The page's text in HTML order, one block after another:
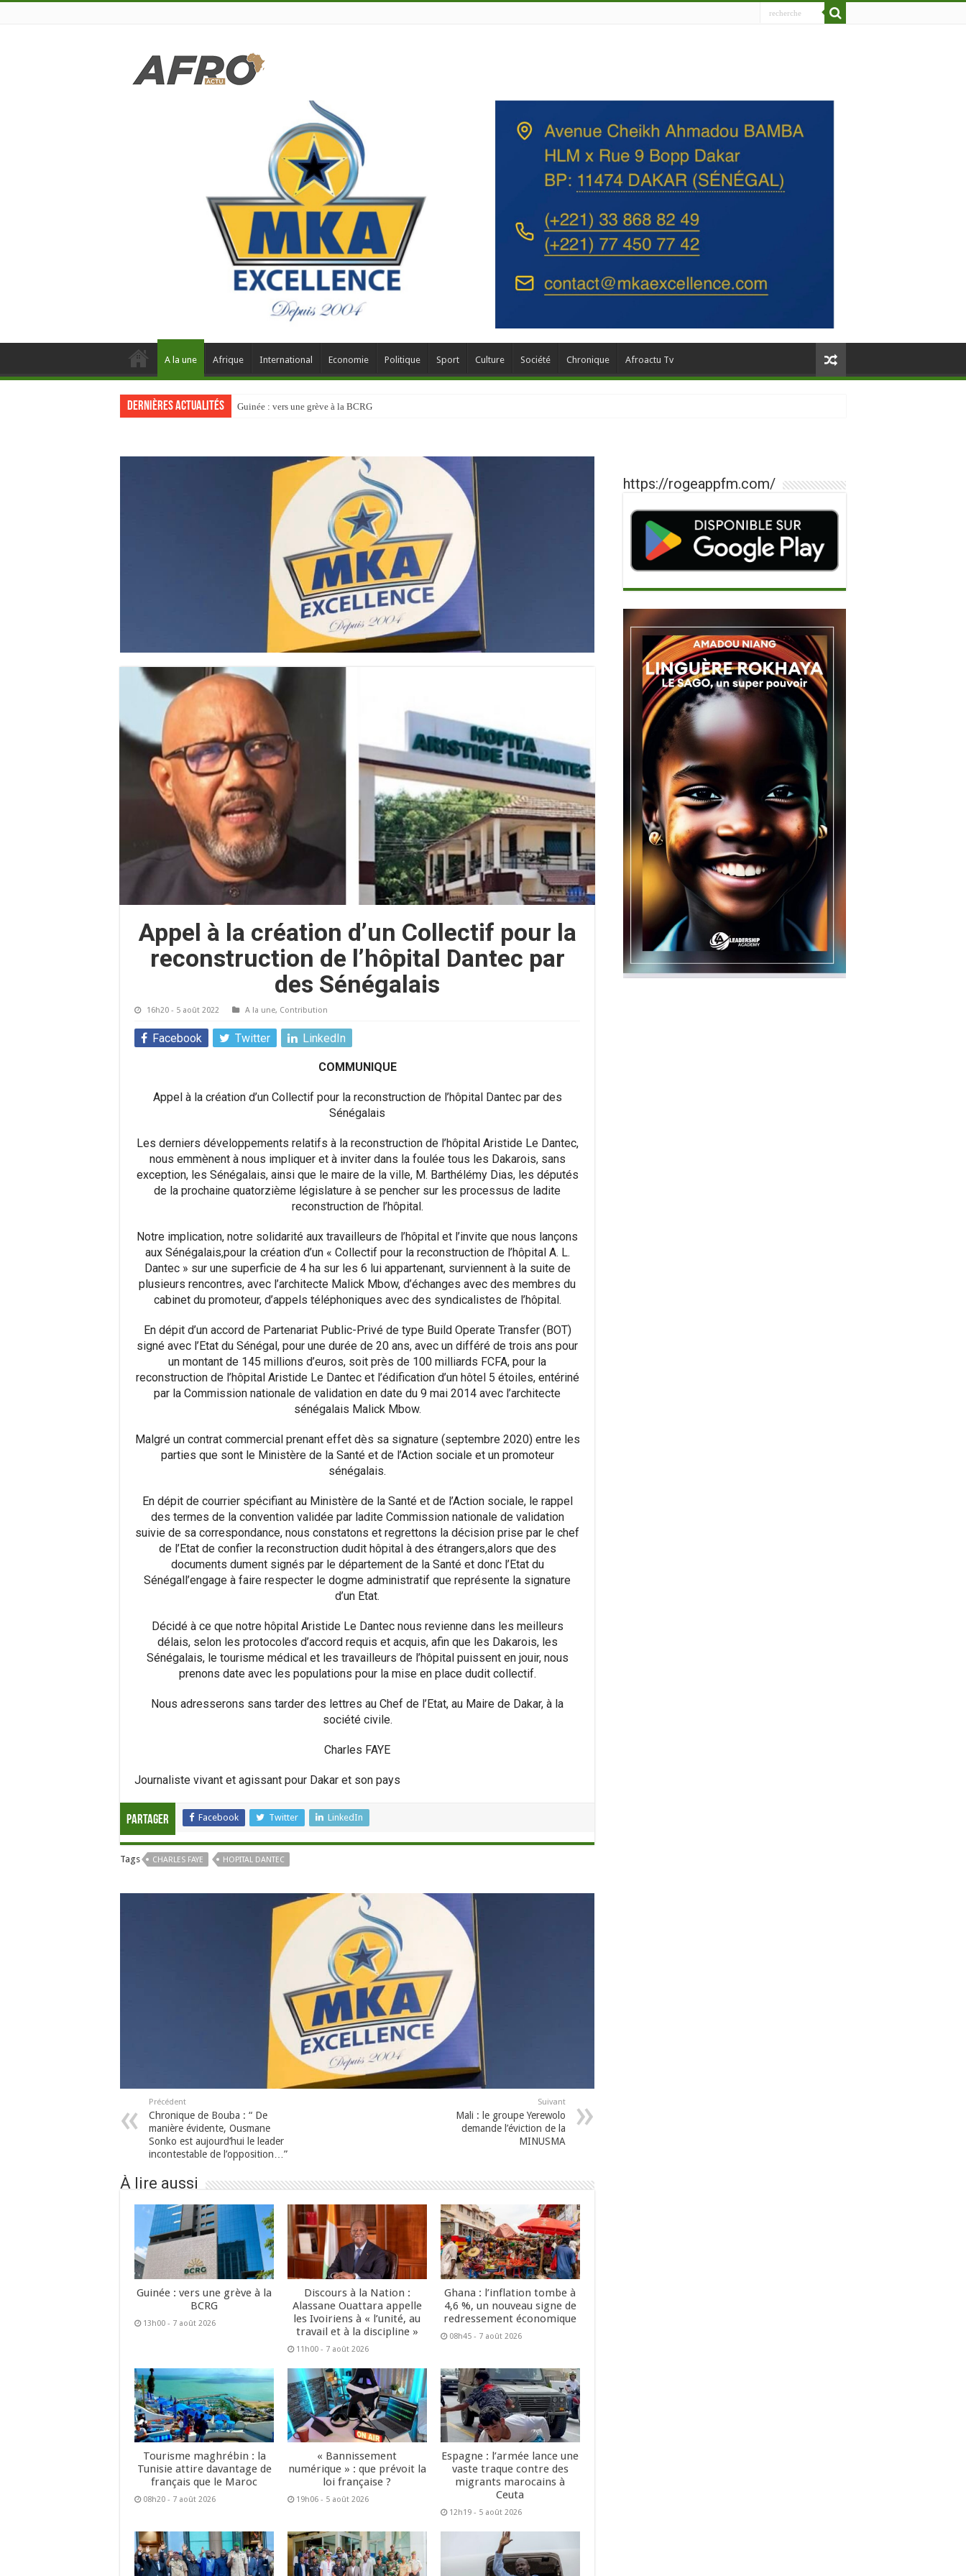
A la une Afrique International Economie Politique Sport Culture Société Chronique Afroactu Tv
Dernières actualités Guinée : vers une grève à la BCRG
Appel à la création d’un Collectif pour la
reconstruction de l’hôpital Dantec par
des Sénégalais
16h20 - 5 août 2022 A la une, Contribution
Facebook Twitter LinkedIn
COMMUNIQUE
Appel à la création d’un Collectif pour la reconstruction de l’hôpital Dantecpar des
Sénégalais
Les derniers développements relatifs à la reconstruction de l’hôpital Aristide Le Dantec,
nous emmènentà nous impliquer et à inviterdans la foulée tous les Dakarois, sans
exception,les Sénégalais, ainsi quele maire de la ville, M. Barthélémy Dias, les députés
de la prochaine quatorzième législature à se pencher sur les processus de ladite
reconstruction de l’hôpital.
Notre implication, notre solidarité aux travailleurs de l’hôpital et l’invite que nous lançons
aux Sénégalais,pour la création d’un « Collectif pour la reconstruction de l’hôpital A. L.
Dantec» sur une superficie de 4 ha sur les 6 lui appartenant, surviennentàla suite de
plusieurs rencontres, avec l’architecte Malick Mbow, d’échanges avec des membres du
cabinet du promoteur, d’appels téléphoniques avec des syndicalistes de l’hôpital.
En dépit d’un accord de Partenariat Public-Privé de type Build OperateTransfer (BOT)
signé avec l’Etat du Sénégal, pour une durée de 20 ans, avec un différé de trois ans pour
un montant de 145 millions d’euros, soit près de 100 milliards FCFA, pour la
reconstruction de l’hôpital Aristide Le Dantecet l’édification d’un hôtel 5 étoiles, entériné
par la Commission nationale de validation en date du 9 mai 2014 avec l’architecte
sénégalais Malick Mbow.
Malgré un contrat commercial prenant effet dès sa signature (septembre 2020) entre les
parties quesontle Ministèrede la Santé et de l’Action sociale et un promoteur
sénégalais.
En dépit de courrier spécifiantau Ministère de la Santé et de l’Action sociale, lerappel
des termes de la convention validée par ladite Commission nationale de validation
suivie de sa correspondance, nous constatons et regrettons la décision prise par le chef
de l’Etatde confier la reconstruction dudit hôpital à des étrangers,alors que des
documents dument signés par le département de la Santé etdonc l’Etatdu
Sénégall’engage à faire respecter le dogme administratif que représente la signature
d’un Etat.
Décidé à ce que notre hôpital Aristide Le Dantecnous revienne dans les meilleurs
délais, selon les protocoles d’accord requis et acquis, afin que les Dakarois, les
Sénégalais, le tourisme médicalet les travailleurs de l’hôpitalpuissent en jouir, nous
prenons date avec les populations pour la mise en place dudit collectif.
Nous adresserons sans tarder des lettres au Chef de l’Etat, au Maire de Dakar, à la
société civile.
Charles FAYE
Journaliste vivant et agissant pour Dakar et son pays
Partager Facebook Twitter LinkedIn
Tags CHARLES FAYE HOPITAL DANTEC
Précédent
Chronique de Bouba : “ De
manière évidente, Ousmane
Sonko est aujourd’hui le leader
incontestable de l’opposition…”
Suivant
Mali : le groupe Yerewolo
demande l’éviction de la
MINUSMA
À lire aussi
Guinée : vers une grève à la
BCRG
13h00 - 7 août 2026
Discours à la Nation :
Alassane Ouattara appelle
les Ivoiriens à « l’unité, au
travail et à la discipline »
11h00 - 7 août 2026
Ghana : l’inflation tombe à
4,6 %, un nouveau signe de
redressement économique
08h45 - 7 août 2026
Tourisme maghrébin : la
Tunisie attire davantage de
français que le Maroc
08h20 - 7 août 2026
« Bannissement
numérique » : que prévoit la
loi française ?
19h06 - 5 août 2026
Espagne : l’armée lance une
vaste traque contre des
migrants marocains à
Ceuta
12h19 - 5 août 2026
https://rogeappfm.com/